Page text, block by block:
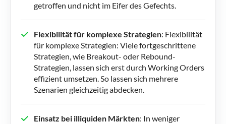
getroffen und nicht im Eifer des Gefechts.
Flexibilität für komplexe Strategien: Flexibilität
für komplexe Strategien: Viele fortgeschrittene
Strategien, wie Breakout- oder Rebound-
Strategien, lassen sich erst durch Working Orders
effizient umsetzen. So lassen sich mehrere
Szenarien gleichzeitig abdecken.
Einsatz bei illiquiden Märkten: In weniger